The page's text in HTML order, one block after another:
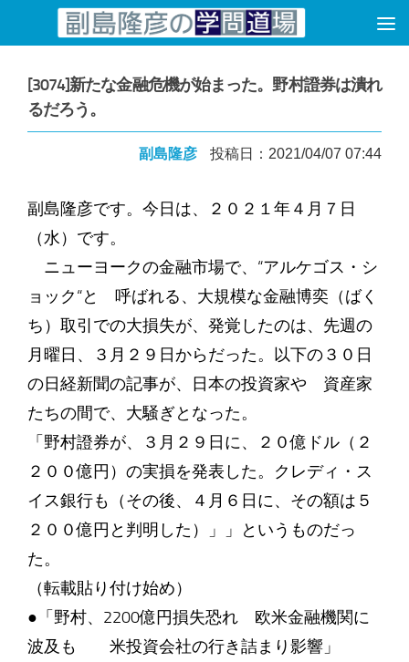
コンテンツへスキップ
[3074]新たな金融危機が始まった。野村證券は潰れ
るだろう。
副島隆彦 投稿日：2021/04/07 07:44
副島隆彦です。今日は、２０２１年４月７日
（水）です。
ニューヨークの金融市場で、“アルケゴス・シ
ョック“と 呼ばれる、大規模な金融博奕（ばく
ち）取引での大損失が、発覚したのは、先週の
月曜日、３月２９日からだった。以下の３０日
の日経新聞の記事が、日本の投資家や 資産家
たちの間で、大騒ぎとなった。
「野村證券が、３月２９日に、２０億ドル（２
２００億円）の実損を発表した。クレディ・ス
イス銀行も（その後、４月６日に、その額は５
２００億円と判明した）」」というものだっ
た。
（転載貼り付け始め）
●「野村、2200億円損失恐れ 欧米金融機関に
波及も 米投資会社の行き詰まり影響」